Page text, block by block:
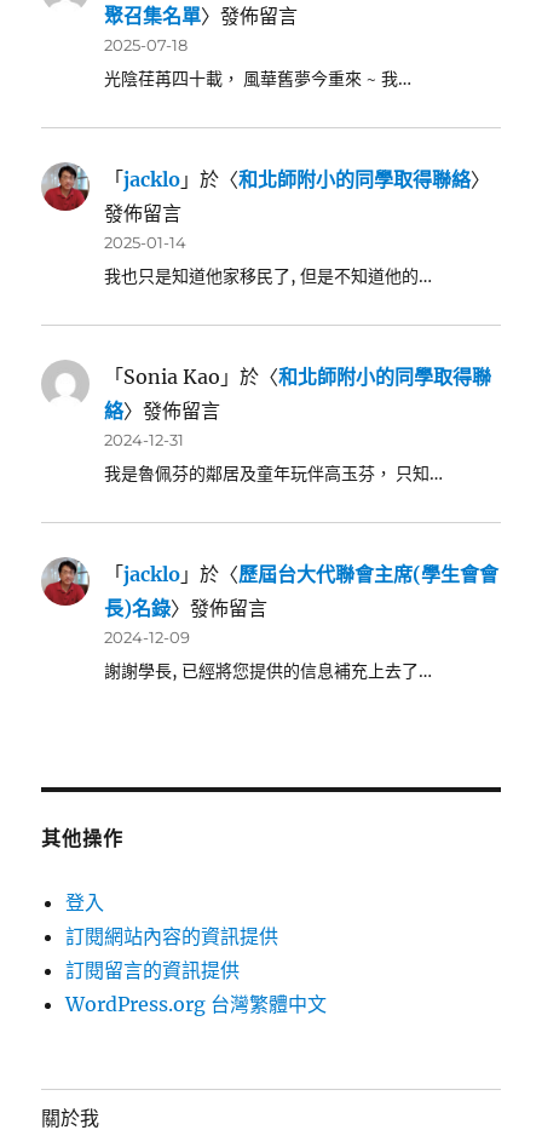
聚召集名單〉發佈留言
2025-07-18
光陰荏苒四十載， 風華舊夢今重來 ~ 我…
「jacklo 」於〈和北師附小的同學取得聯絡〉
發佈留言
2025-01-14
我也只是知道他家移民了, 但是不知道他的…
「Sonia Kao 」於〈和北師附小的同學取得聯
絡〉發佈留言
2024-12-31
我是魯佩芬的鄰居及童年玩伴高玉芬， 只知…
「jacklo 」於〈歷屆台大代聯會主席(學生會會
長)名錄〉發佈留言
2024-12-09
謝謝學長, 已經將您提供的信息補充上去了…
其他操作
登入
訂閱網站內容的資訊提供
訂閱留言的資訊提供
WordPress.org 台灣繁體中文
關於我